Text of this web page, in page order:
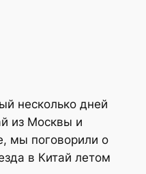
несколько дней
из Москвы и
мы поговорили о
в Китай летом